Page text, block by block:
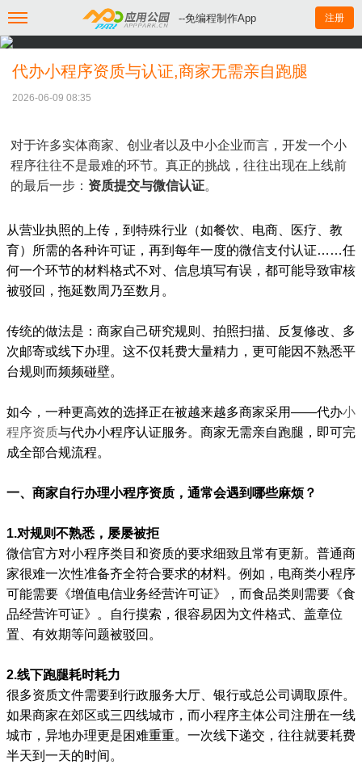
--免编程制作App 注册
代办小程序资质与认证,商家无需亲自跑腿
2026-06-09 08:35
对于许多实体商家、创业者以及中小企业而言，开发一个小
程序往往不是最难的环节。真正的挑战，往往出现在上线前
的最后一步： 资质提交与微信认证。
从营业执照的上传，到特殊行业（如餐饮、电商、医疗、教
育）所需的各种许可证，再到每年一度的微信支付认证……任
何一个环节的材料格式不对、信息填写有误，都可能导致审核
被驳回，拖延数周乃至数月。
传统的做法是：商家自己研究规则、拍照扫描、反复修改、多
次邮寄或线下办理。这不仅耗费大量精力，更可能因不熟悉平
台规则而频频碰壁。
如今，一种更高效的选择正在被越来越多商家采用——代办小
程序资质与代办小程序认证服务。商家无需亲自跑腿，即可完
成全部合规流程。
一、商家自行办理小程序资质，通常会遇到哪些麻烦？
1.对规则不熟悉，屡屡被拒
微信官方对小程序类目和资质的要求细致且常有更新。普通商
家很难一次性准备齐全符合要求的材料。例如，电商类小程序
可能需要《增值电信业务经营许可证》，而食品类则需要《食
品经营许可证》。自行摸索，很容易因为文件格式、盖章位
置、有效期等问题被驳回。
2.线下跑腿耗时耗力
很多资质文件需要到行政服务大厅、银行或总公司调取原件。
如果商家在郊区或三四线城市，而小程序主体公司注册在一线
城市，异地办理更是困难重重。一次线下递交，往往就要耗费
半天到一天的时间。